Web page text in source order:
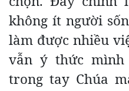
không ít người
làm được nhiều
vẫn ý thức
trong tay Chúa